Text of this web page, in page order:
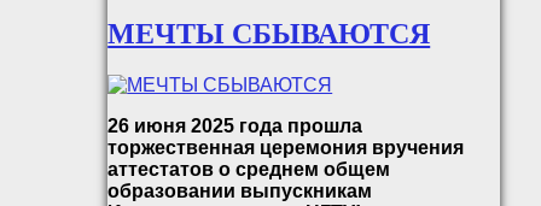
МЕЧТЫ СБЫВАЮТСЯ
26 июня 2025 года прошла
торжественная церемония вручения
аттестатов о среднем общем
образовании выпускникам